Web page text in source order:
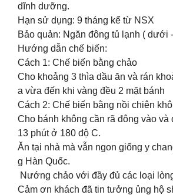
dĩnh dưỡng.
Hạn sử dụng: 9 tháng kể từ NSX
Bảo quản: Ngăn đông tủ lạnh ( dưới
Hướng dẫn chế biến:
Cách 1: Chế biến bằng chảo
Cho khoảng 3 thìa dầu ăn và rán
a vừa đến khi vàng đều 2 mặt bánh
Cách 2: Chế biến bằng nồi chiên
Cho bánh không cần rã đông vào và
13 phút ở 180 độ C.
Ăn tại nhà mà vẫn ngon giống y
g Hàn Quốc.
Nướng chảo với đầy đủ các loại
Cảm ơn khách đã tin tưởng ủng hộ